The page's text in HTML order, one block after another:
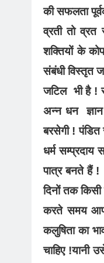
की सफलता
व्रती तो
शक्तियों के
संबंधी विस्तृत
जटिल भी है !
अन्न धन ज्ञान
बरसेगी ! पंडित
धर्म सम्प्रदाय
पात्र बनते हैं !
दिनों तक किसी
करते समय
कलुषिता का
चाहिए !यानी